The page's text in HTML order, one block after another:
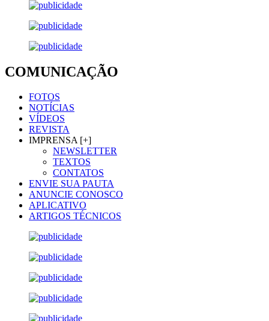
COMUNICAÇÃO
FOTOS
NOTÍCIAS
VÍDEOS
REVISTA
IMPRENSA [+]
NEWSLETTER
TEXTOS
CONTATOS
ENVIE SUA PAUTA
ANUNCIE CONOSCO
APLICATIVO
ARTIGOS TÉCNICOS